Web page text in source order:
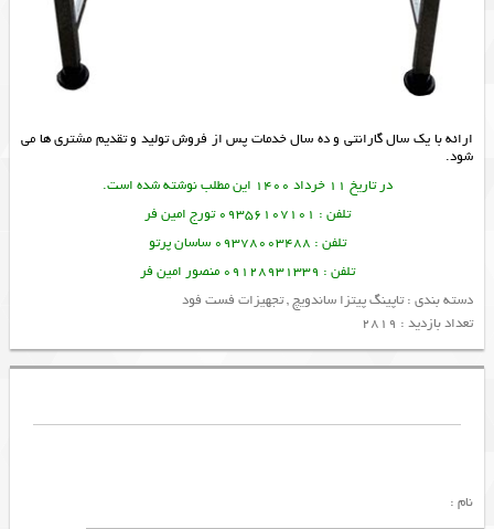
ارائه با یک سال گارانتی و ده سال خدمات پس از فروش تولید و تقدیم مشتری ها می
شود.
در تاریخ 11 خرداد 1400 این مطلب نوشته شده است.
تلفن : 09356107101 تورج امین فر
تلفن : 09378003488 ساسان پرتو
تلفن : 09128931339 منصور امین فر
دسته بندی :تاپینگ پیتزا ساندویچ,تجهیزات فست فود
تعداد بازدید : 2819
نام :